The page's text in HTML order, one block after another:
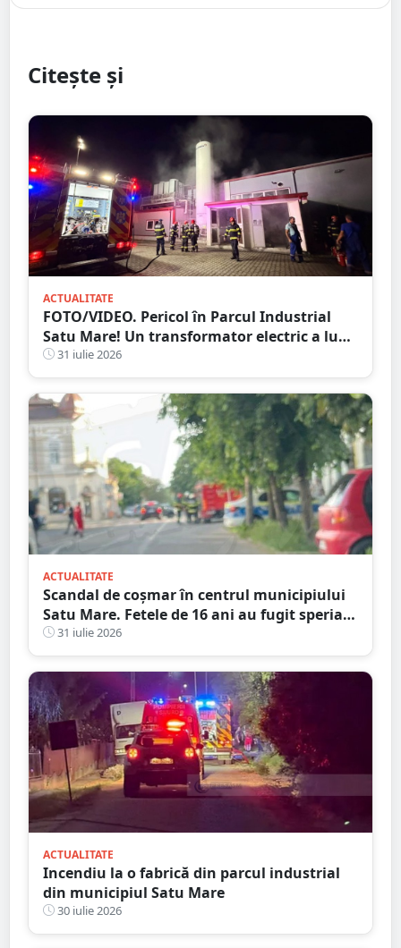
Citește și
ACTUALITATE
FOTO/VIDEO. Pericol în Parcul Industrial
Satu Mare! Un transformator electric a luat
foc, intervenție de amploare a pompierilor
31 iulie 2026
ACTUALITATE
Scandal de coșmar în centrul municipiului
Satu Mare. Fetele de 16 ani au fugit speriate
și au aruncat cu scaune din cauza câinilor
și amenințărilor
31 iulie 2026
ACTUALITATE
Incendiu la o fabrică din parcul industrial
din municipiul Satu Mare
30 iulie 2026